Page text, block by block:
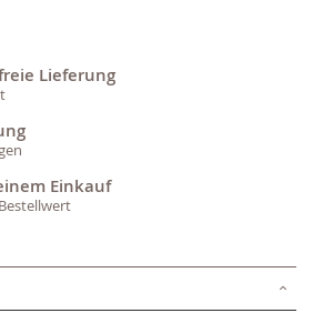
Lieferung
Einkauf